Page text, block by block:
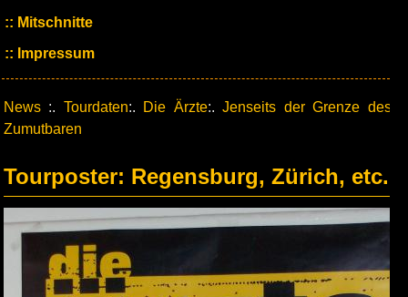
Mitschnitte
Impressum
News :. Tourdaten:. Die Ärzte:.Jenseits der Grenze des
Zumutbaren
Tourposter: Regensburg, Zürich, etc.